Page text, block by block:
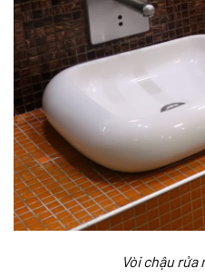
Vòi chậu rửa